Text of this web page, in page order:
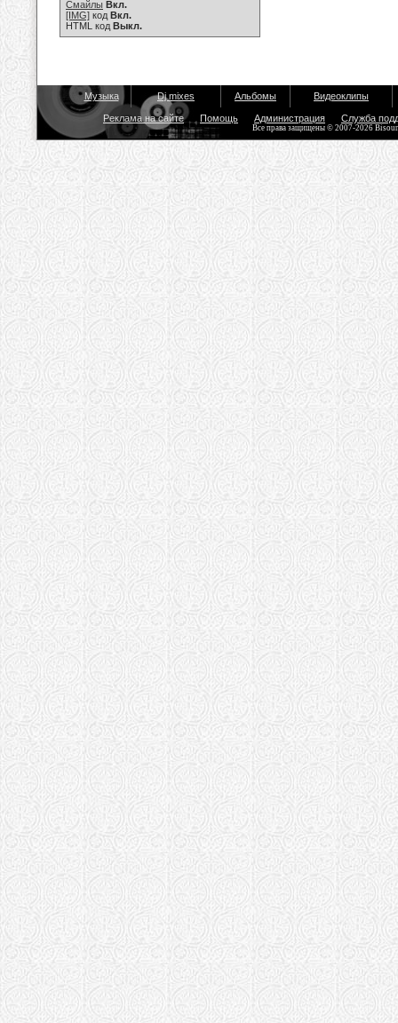
Смайлы Вкл.
[IMG] код Вкл.
HTML код Выкл.
Музыка Dj mixes Альбомы Видеоклипы
Реклама на сайте Помощь Администрация Служба
Все права защищены © 2007-2026